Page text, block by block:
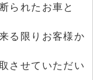
られたお車と
る限りお客様か
させていただい